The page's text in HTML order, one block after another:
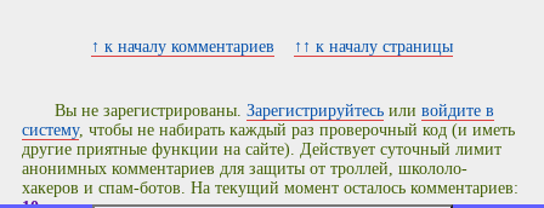
↑ к началу комментариев ↑↑ к началу страницы
Вы не зарегистрированы.Зарегистрируйтесь иливойдите в
систему, чтобы не набирать каждый раз проверочный код (и иметь
другие приятные функции на сайте). Действует суточный лимит
анонимных комментариев для защиты от троллей, школоло-
хакеров и спам-ботов. На текущий момент осталось комментариев: